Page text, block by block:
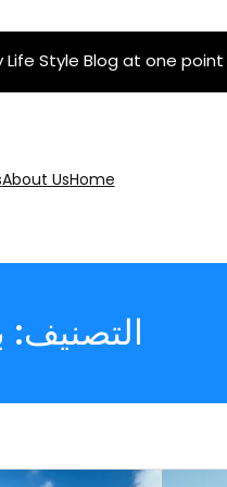
Life Style Blog at one point
Home
About Us
التصنيف: